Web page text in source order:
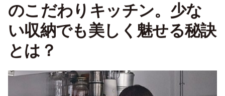
のこだわりキッチン。少な
い収納でも美しく魅せる秘訣
とは？